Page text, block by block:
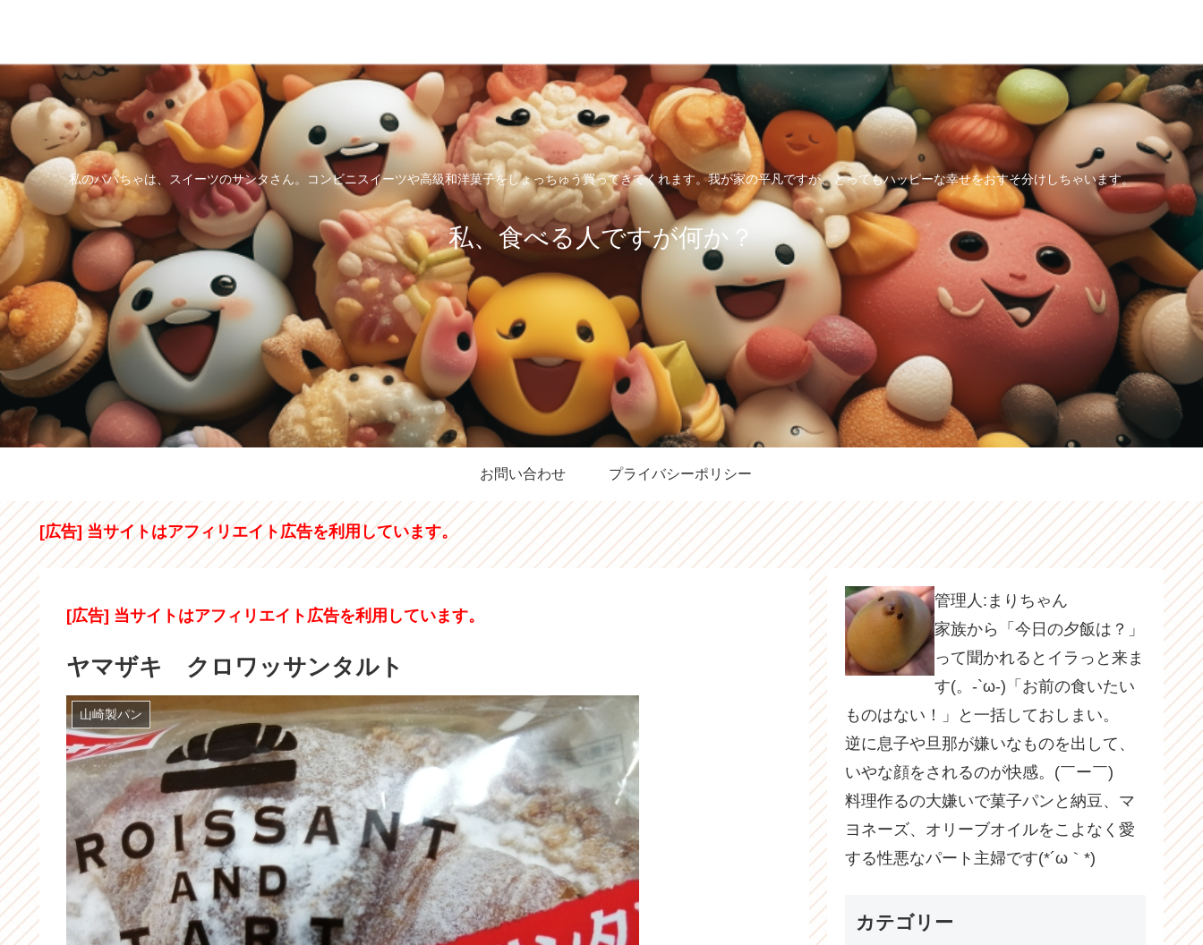
私のパパちゃは、スイーツのサンタさん。コンビニスイーツや高級和洋菓子をしょっちゅう買ってきてくれます。我が家の平凡ですが、とってもハッピーな幸せをおすそ分けしちゃいます。
私、食べる人ですが何か？
お問い合わせ プライバシーポリシー
[広告] 当サイトはアフィリエイト広告を利用しています。
[広告] 当サイトはアフィリエイト広告を利用しています。
ヤマザキ クロワッサンタルト
山崎製パン
管理人:まりちゃん
家族から「今日の夕飯は？」
って聞かれるとイラっと来ま
す(。-`ω-)「お前の食いたい
ものはない！」と一括しておしまい。
逆に息子や旦那が嫌いなものを出して、
いやな顔をされるのが快感。(￣ー￣)
料理作るの大嫌いで菓子パンと納豆、マ
ヨネーズ、オリーブオイルをこよなく愛
する性悪なパート主婦です(*´ω｀*)
カテゴリー